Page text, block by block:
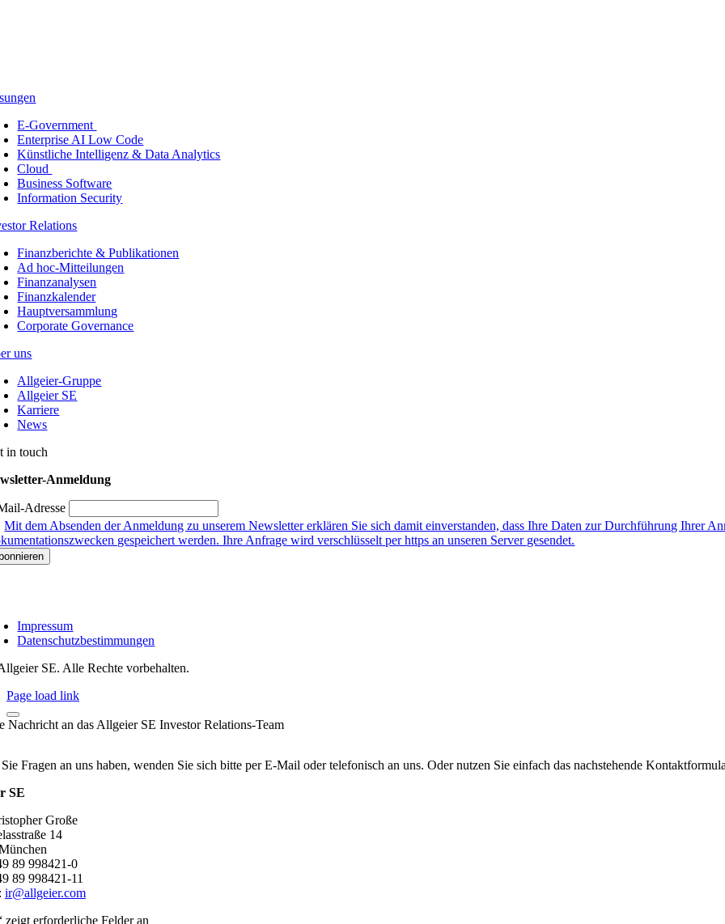
E-Government
Enterprise AI Low Code
Künstliche Intelligenz & Data Analytics
Cloud
Business Software
Information Security
Relations
Finanzberichte & Publikationen
Ad hoc-Mitteilungen
Finanzanalysen
Finanzkalender
Hauptversammlung
Corporate Governance
uns
Allgeier-Gruppe
Allgeier SE
Karriere
News
in touch
Anmeldung
Adresse
Mit dem Absenden der Anmeldung zu unserem Newsletter erklären Sie sich damit einverstanden, dass Ihre Daten zur Durchführung Ihrer
gespeichert werden. Ihre Anfrage wird verschlüsselt per https an unseren Server gesendet.
Impressum
Datenschutzbestimmungen
SE. Alle Rechte vorbehalten.
Page load link
Nachricht an das Allgeier SE Investor Relations-Team
Fragen an uns haben, wenden Sie sich bitte per E-Mail oder telefonisch an uns. Oder nutzen Sie einfach das nachstehende
SE
Große
14
89 998421-0
89 998421-11
ir@allgeier.com
zeigt erforderliche Felder an